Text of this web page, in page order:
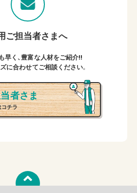
ご担当者さまへ
早く、豊富な人材をご紹介!!
に合わせてご相談ください。
者さま
コチラ